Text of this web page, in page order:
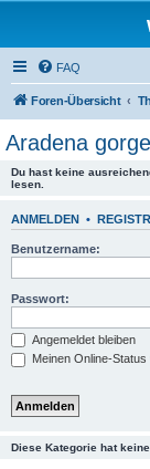
FAQ
Foren-Übersicht
Aradena gorge
Du hast keine
lesen.
ANMELDEN •
Benutzername:
Passwort:
Angemeldet bleiben
Meinen Online-
Diese Kategorie hat keine